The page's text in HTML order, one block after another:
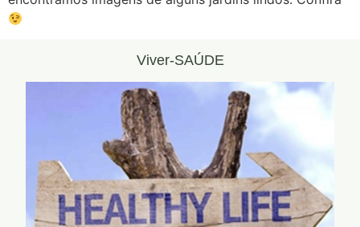
Viver-SAÚDE